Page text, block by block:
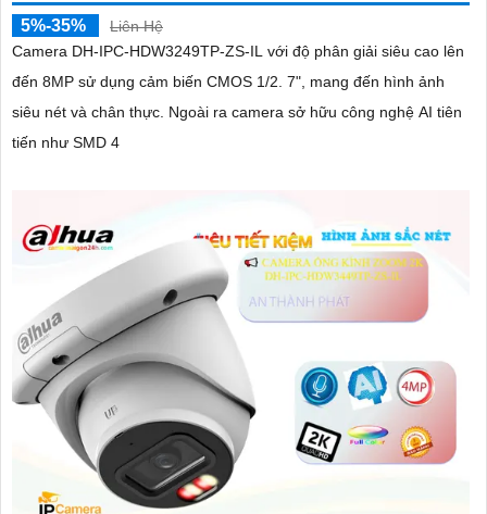
5%-35%
Liên Hệ
Camera DH-IPC-HDW3249TP-ZS-IL với độ phân giải siêu cao lên
đến 8MP sử dụng cảm biến CMOS 1/2. 7", mang đến hình ảnh
siêu nét và chân thực. Ngoài ra camera sở hữu công nghệ AI tiên
tiến như SMD 4